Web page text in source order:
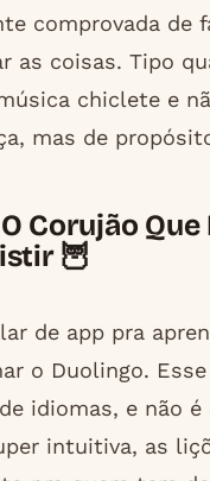
comprovada de
as coisas. Tipo
chiclete e
mas de
Corujão Que
🦉
de app pra
o Duolingo.
idiomas, e não é
intuitiva, as